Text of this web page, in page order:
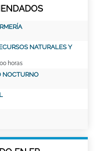
NATURALES Y
horas
NOCTURNO